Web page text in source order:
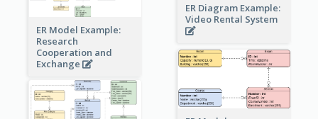
ER Diagram Example:
Video Rental System
ER Model Example:
Research
Cooperation and
Exchange